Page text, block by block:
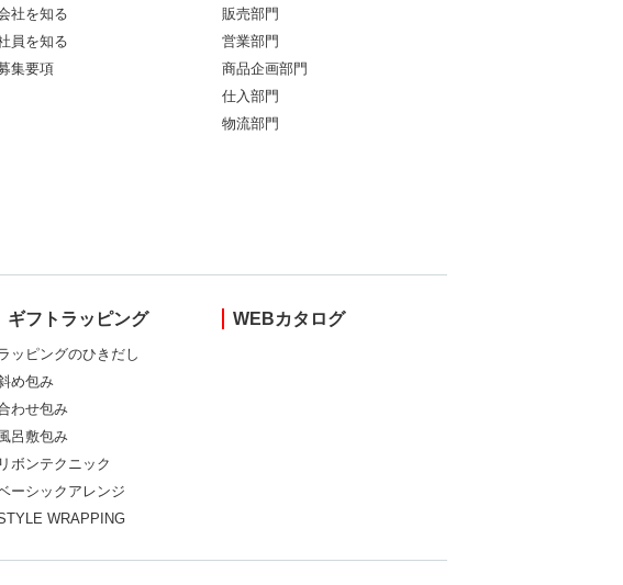
社を知る
員を知る
集要項
販売部門
営業部門
商品企画部門
仕入部門
物流部門
ギフトラッピング
ッピングのひきだし
め包み
わせ包み
呂敷包み
リボンテクニック
ーシックアレンジ
WRAPPING
WEBカタログ